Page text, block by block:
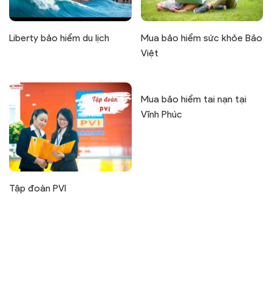
Liberty bảo hiểm du lịch
Mua bảo hiểm sức khỏe Bảo
Việt
Tập đoàn PVI
Mua bảo hiểm tai nạn tại
Vĩnh Phúc